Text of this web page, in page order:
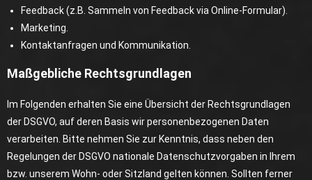
Feedback (z.B. Sammeln von Feedback via Online-Formular).
Marketing.
Kontaktanfragen und Kommunikation.
Maßgebliche Rechtsgrundlagen
Im Folgenden erhalten Sie eine Übersicht der Rechtsgrundlagen
der DSGVO, auf deren Basis wir personenbezogenen Daten
verarbeiten. Bitte nehmen Sie zur Kenntnis, dass neben den
Regelungen der DSGVO nationale Datenschutzvorgaben in Ihrem
bzw. unserem Wohn- oder Sitzland gelten können. Sollten ferner